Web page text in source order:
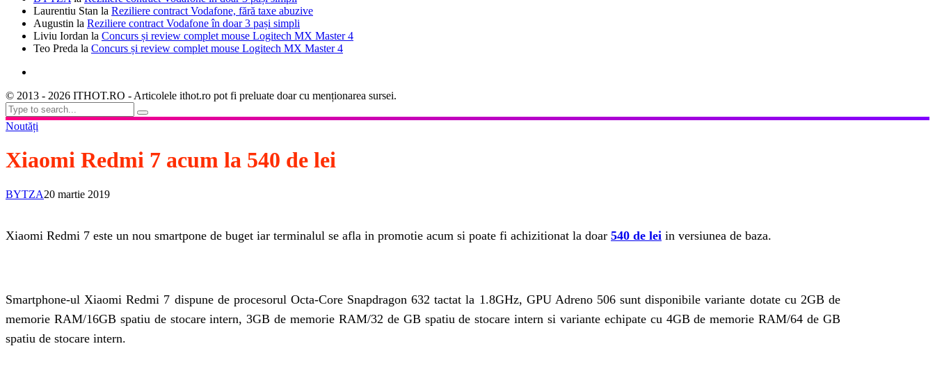
Laurentiu Stan la Reziliere contract Vodafone, fără taxe abuzive
Augustin la Reziliere contract Vodafone în doar 3 pași simpli
Liviu Iordan la Concurs și review complet mouse Logitech MX Master 4
Teo Preda la Concurs și review complet mouse Logitech MX Master 4
© 2013 - 2026 ITHOT.RO - Articolele ithot.ro pot fi preluate doar cu menționarea sursei.
Noutăți
Xiaomi Redmi 7 acum la 540 de lei
BYTZA20 martie 2019
Xiaomi Redmi 7 este un nou smartpone de buget iar terminalul se afla in promotie acum si poate fi achizitionat la doar 540 de lei in versiunea de baza.
Smartphone-ul Xiaomi Redmi 7 dispune de procesorul Octa-Core Snapdragon 632 tactat la 1.8GHz, GPU Adreno 506 sunt disponibile variante dotate cu 2GB de
memorie RAM/16GB spatiu de stocare intern, 3GB de memorie RAM/32 de GB spatiu de stocare intern si variante echipate cu 4GB de memorie RAM/64 de GB
spatiu de stocare intern.